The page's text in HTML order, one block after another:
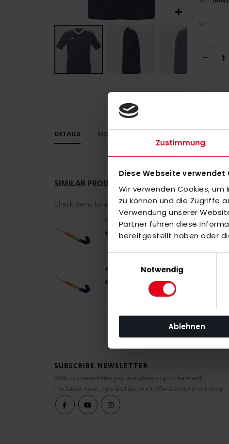
Zustimmung
Diese Webseite verwendet
Wir verwenden Cookies,
zu können und die Zugriffe
Verwendung unserer
Partner führen diese
bereitgestellt haben oder
Notwendig
Ablehnen
the
SIZE
DETAILS MORE INFORMATION
SIMILAR PRODUCTS
Check items to add to the cart orselect all
adidas Estro .20 LE 26/27 WorldCup
€75.00
adidas Chaosfury .40 LE 26/27 WorldCup
€140.00
SUBSCRIBE NEWSLETTER
With our newsletter you are always up to date with
the latest news, tips and discount offers around our shop.